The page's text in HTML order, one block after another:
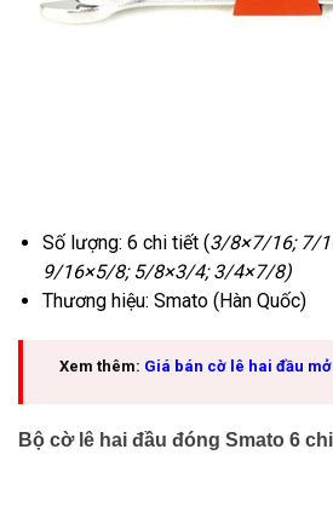
Số lượng: 6 chi tiết (3/8×7/16; 7/
9/16×5/8; 5/8×3/4; 3/4×7/8)
Thương hiệu: Smato (Hàn Quốc)
Xem thêm: Giá bán cờ lê hai đầu
Bộ cờ lê hai đầu đóng Smato 6